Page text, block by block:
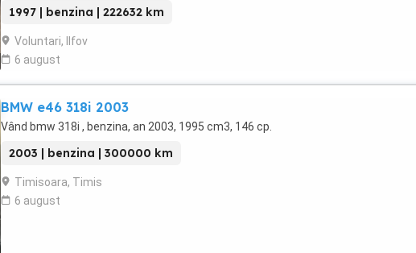
1997 | benzina | 222632 km
Voluntari, Ilfov
6 august
BMW e46 318i 2003
Vând bmw 318i , benzina, an 2003, 1995 cm3, 146 cp.
2003 | benzina | 300000 km
Timisoara, Timis
6 august